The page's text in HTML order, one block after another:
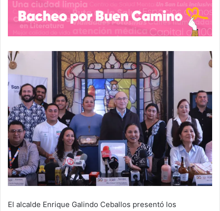
El alcalde Enrique Galindo Ceballos presentó los